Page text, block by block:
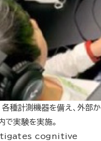
種計測機器を備え、外部か
で実験を実施。
cognitive